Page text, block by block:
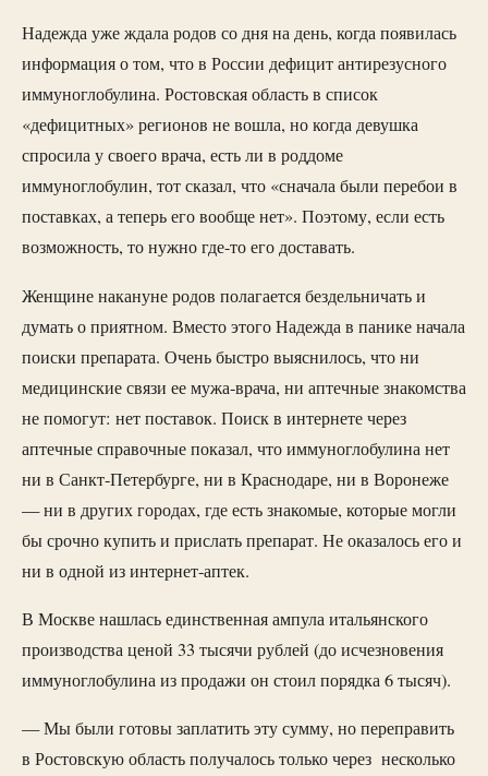
Надежда уже ждала родов со дня на день, когда появилась
информация о том, что в России дефицит антирезусного
иммуноглобулина. Ростовская область в список
«дефицитных» регионов не вошла, но когда девушка
спросила у своего врача, есть ли в роддоме
иммуноглобулин, тот сказал, что «сначала были перебои в
поставках, а теперь его вообще нет». Поэтому, если есть
возможность, то нужно где-то его доставать.
Женщине накануне родов полагается бездельничать и
думать о приятном. Вместо этого Надежда в панике начала
поиски препарата. Очень быстро выяснилось, что ни
медицинские связи ее мужа-врача, ни аптечные знакомства
не помогут: нет поставок. Поиск в интернете через
аптечные справочные показал, что иммуноглобулина нет
ни в Санкт-Петербурге, ни в Краснодаре, ни в Воронеже
— ни в других городах, где есть знакомые, которые могли
бы срочно купить и прислать препарат. Не оказалось его и
ни в одной из интернет-аптек.
В Москве нашлась единственная ампула итальянского
производства ценой 33 тысячи рублей (до исчезновения
иммуноглобулина из продажи он стоил порядка 6 тысяч).
— Мы были готовы заплатить эту сумму, но переправить
в Ростовскую область получалось только через несколько